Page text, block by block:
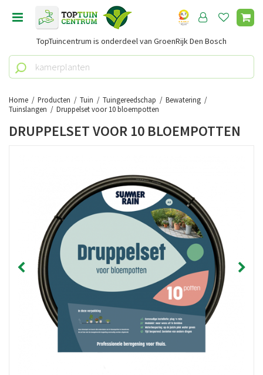
Home Producten Tuin Tuingereedschap
Bewatering
Tuinslangen
Druppelset voor 10 bloempotten
TopTuincentrum is onderdeel van GroenRijk Den Bosch
DRUPPELSET VOOR 10 BLOEMPOTTEN